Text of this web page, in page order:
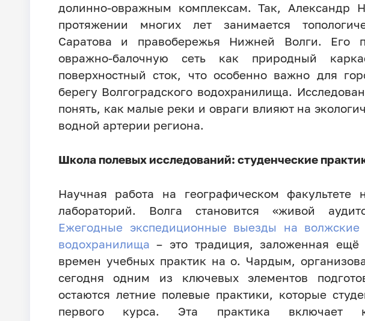
долинно-овражным комплексам. Так, Александр
протяжении многих лет занимается
Саратова и правобережья Нижней Волги. Его
овражно-балочную сеть как природный
поверхностный сток, что особенно важно для
берегу Волгоградского водохранилища.
понять, как малые реки и овраги влияют на
водной артерии региона.
Школа полевых исследований: студенческие
Научная работа на географическом факультете
лабораторий. Волга становится «живой
Ежегодные экспедиционные выезды на волжские
водохранилища – это традиция, заложенная
времен учебных практик на о. Чардым,
сегодня одним из ключевых элементов
остаются летние полевые практики, которые
первого курса. Эта практика включает